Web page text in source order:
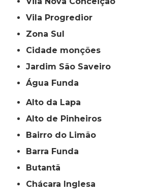
Vila Progredior
Zona Sul
cidade monções
jardim São Saveiro
Água Funda
Alto da Lapa
Alto de Pinheiros
Bairro do Limão
Barra Funda
Butantã
Chácara Inglesa